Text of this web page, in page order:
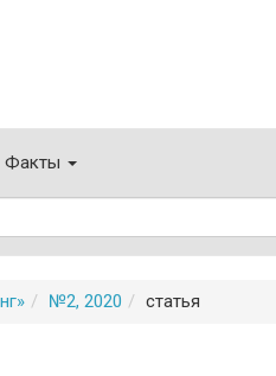
Факты
№2, 2020 статья